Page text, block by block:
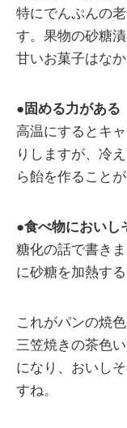
特にでんぷんの
す。果物の砂糖
甘いお菓子はな
● 固める力がある
高温にするとキ
りしますが、冷
ら飴を作ることが
●食べ物においし
糖化の話で書き
に砂糖を加熱す
これがパンの焼
三笠焼きの茶色
になり、おいし
すね。